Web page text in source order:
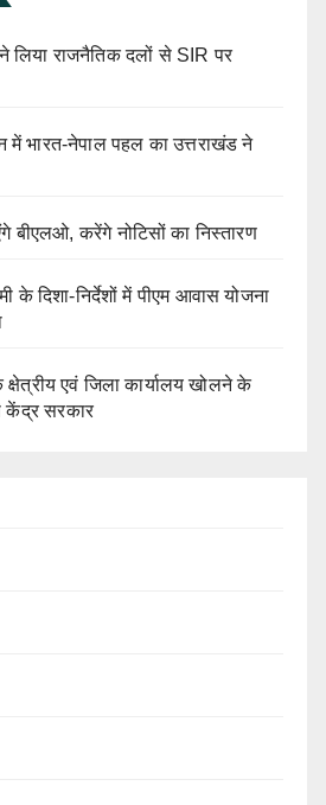
ने लिया राजनैतिक दलों से SIR पर
भारत-नेपाल पहल का उत्तराखंड ने
बीएलओ, करेंगे नोटिसों का निस्तारण
के दिशा-निर्देशों में पीएम आवास योजना
एवं जिला कार्यालय खोलने के
केंद्र सरकार